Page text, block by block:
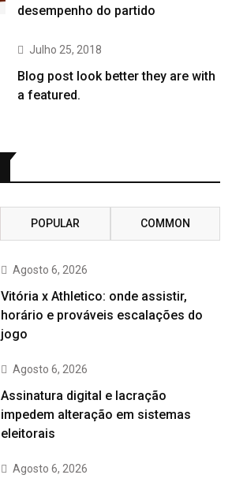
desempenho do partido
Julho 25, 2018
Blog post look better they are with
a featured.
POPULAR COMMON
Agosto 6, 2026
Vitória x Athletico: onde assistir,
horário e prováveis escalações do
jogo
Agosto 6, 2026
Assinatura digital e lacração
impedem alteração em sistemas
eleitorais
Agosto 6, 2026